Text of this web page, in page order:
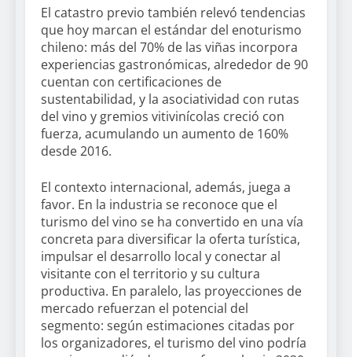
El catastro previo también relevó tendencias
que hoy marcan el estándar del enoturismo
chileno: más del 70% de las viñas incorpora
experiencias gastronómicas, alrededor de 90
cuentan con certificaciones de
sustentabilidad, y la asociatividad con rutas
del vino y gremios vitivinícolas creció con
fuerza, acumulando un aumento de 160%
desde 2016.
El contexto internacional, además, juega a
favor. En la industria se reconoce que el
turismo del vino se ha convertido en una vía
concreta para diversificar la oferta turística,
impulsar el desarrollo local y conectar al
visitante con el territorio y su cultura
productiva. En paralelo, las proyecciones de
mercado refuerzan el potencial del
segmento: según estimaciones citadas por
los organizadores, el turismo del vino podría